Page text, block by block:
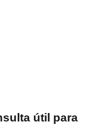
útil para